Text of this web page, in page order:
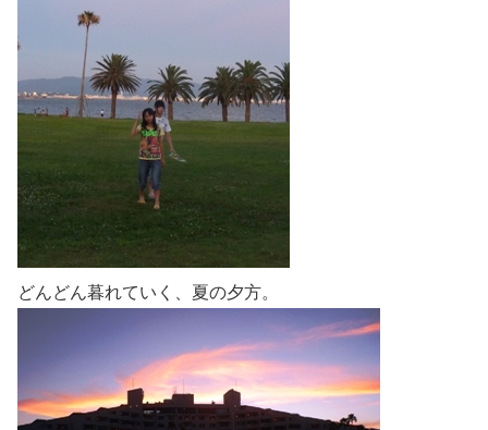
どんどん暮れていく、夏の夕方。